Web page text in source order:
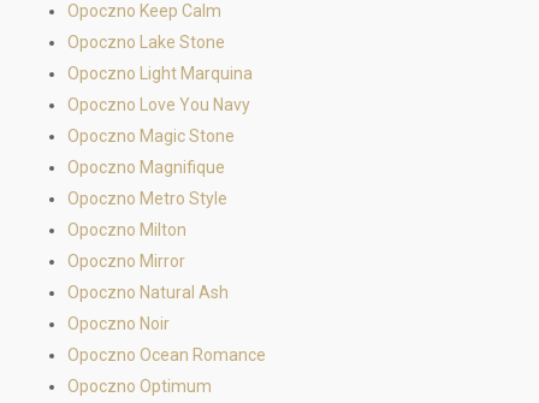
Opoczno Keep Calm
Opoczno Lake Stone
Opoczno Light Marquina
Opoczno Love You Navy
Opoczno Magic Stone
Opoczno Magnifique
Opoczno Metro Style
Opoczno Milton
Opoczno Mirror
Opoczno Natural Ash
Opoczno Noir
Opoczno Ocean Romance
Opoczno Optimum